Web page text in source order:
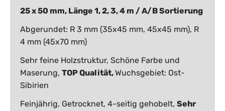
25 x 50 mm, Länge 1, 2, 3, 4 m / A/B Sortierung
Abgerundet: R 3 mm (35x45 mm, 45x45 mm), R
4 mm (45x70 mm)
Sehr feine Holzstruktur, Schöne Farbe und
Maserung, TOP Qualität,Wuchsgebiet: Ost-
Sibirien
Feinjährig, Getrocknet, 4-seitig gehobelt, Sehr